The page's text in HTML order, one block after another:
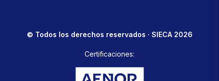
© Todos los derechos reservados · SIECA 2026
Certificaciones: